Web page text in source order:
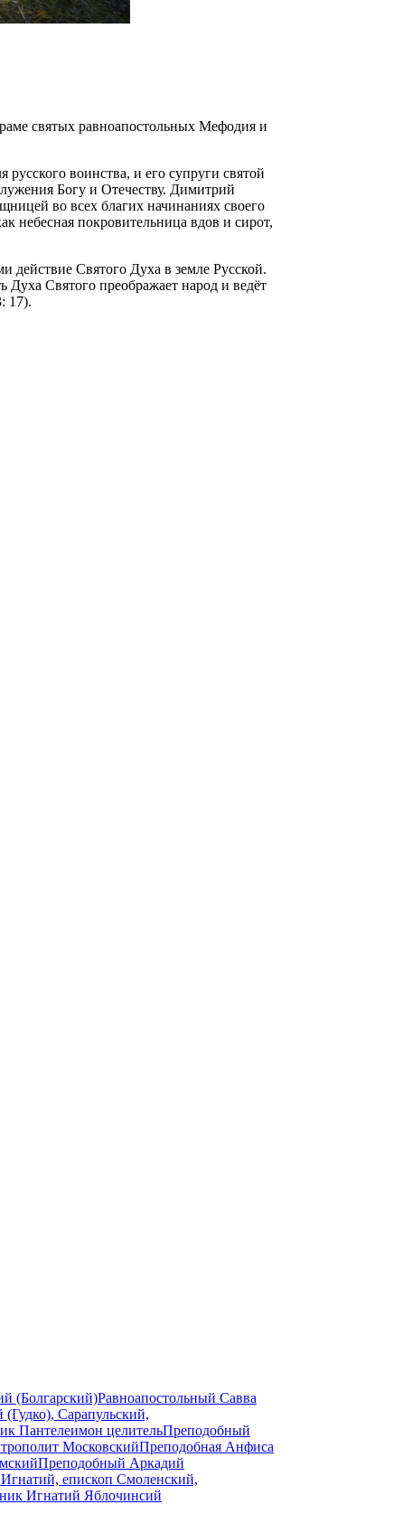
святых равноапостольных Мефодия и
воинства, и его супруги святой
Богу и Отечеству. Димитрий
во всех благих начинаниях своего
небесная покровительница вдов и сирот,
действие Святого Духа в земле Русской.
Духа Святого преображает народ и ведёт
17).
(Болгарский)Равноапостольный Савва
Сарапульский,
Пантелеимон целительПреподобный
МосковскийПреподобная Анфиса
Преподобный Аркадий
епископ Смоленский,
Игнатий Яблочинсий